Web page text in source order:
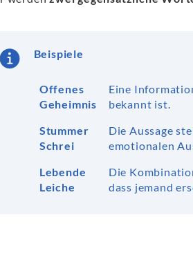
Beispiele
Offenes
Geheimnis
Eine
bekannt ist.
Stummer
Schrei
Die Aussage
emotionalen
Lebende
Leiche
Die
dass jemand